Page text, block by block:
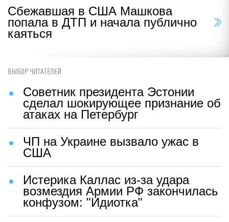
Сбежавшая в США Машкова
попала в ДТП и начала публично
каяться
ВЫБОР ЧИТАТЕЛЕЙ
Советник президента Эстонии
сделал шокирующее признание об
атаках на Петербург
ЧП на Украине вызвало ужас в
США
Истерика Каллас из-за удара
возмездия Армии РФ закончилась
конфузом: "Идиотка"